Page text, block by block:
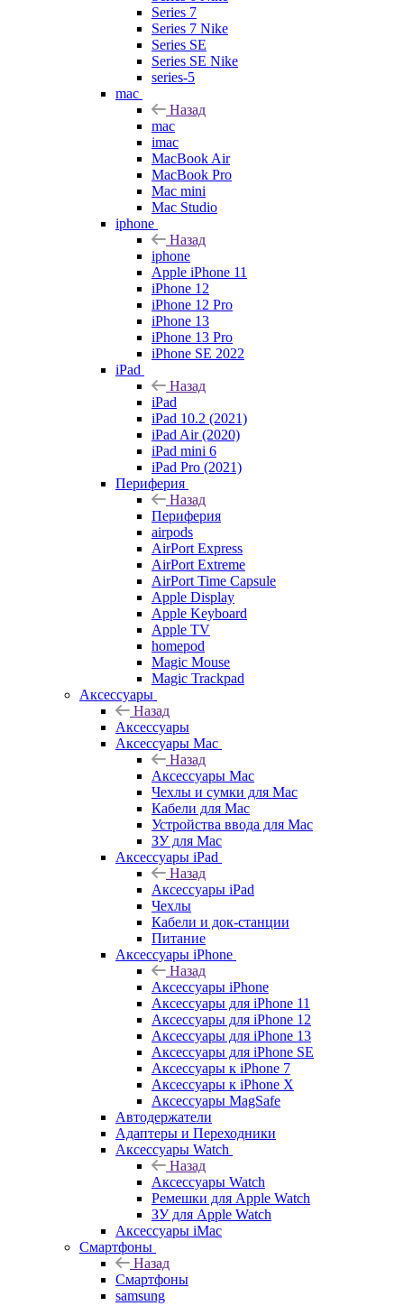
Series 7
Series 7 Nike
Series SE
Series SE Nike
series-5
mac
Назад
mac
imac
MacBook Air
MacBook Pro
Mac mini
Mac Studio
iphone
Назад
iphone
Apple iPhone 11
iPhone 12
iPhone 12 Pro
iPhone 13
iPhone 13 Pro
iPhone SE 2022
iPad
Назад
iPad
iPad 10.2 (2021)
iPad Air (2020)
iPad mini 6
iPad Pro (2021)
Периферия
Назад
Периферия
airpods
AirPort Express
AirPort Extreme
AirPort Time Capsule
Apple Display
Apple Keyboard
Apple TV
homepod
Magic Mouse
Magic Trackpad
Аксессуары
Назад
Аксессуары
Аксессуары Mac
Назад
Аксессуары Mac
Чехлы и сумки для Mac
Кабели для Mac
Устройства ввода для Mac
ЗУ для Mac
Аксессуары iPad
Назад
Аксессуары iPad
Чехлы
Кабели и док-станции
Питание
Аксессуары iPhone
Назад
Аксессуары iPhone
Аксессуары для iPhone 11
Аксессуары для iPhone 12
Аксессуары для iPhone 13
Аксессуары для iPhone SE
Аксессуары к iPhone 7
Аксессуары к iPhone X
Аксессуары MagSafe
Автодержатели
Адаптеры и Переходники
Аксессуары Watch
Назад
Аксессуары Watch
Ремешки для Apple Watch
ЗУ для Apple Watch
Аксессуары iMac
Смартфоны
Назад
Смартфоны
samsung